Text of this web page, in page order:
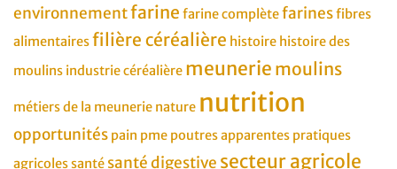
environnementfarine farine complètefarinesfibres
alimentairesfilière céréalière histoire histoire des
moulins industrie céréalière meunerie moulins
métiers de la meunerie nature nutrition
opportunités pain pme poutres apparentes pratiques
agricolessanté santé digestive secteur agricole